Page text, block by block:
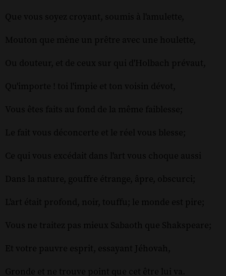
Que vous soyez croyant, soumis à l'amulette,
Mouton que mène un prêtre avec une houlette,
Ou douteur, et de ceux sur qui d'Holbach prévaut,
Qu'importe ! toi l'impie et ton voisin dévot,
Vous êtes faits au fond de la même faiblesse;
Le fait vous déconcerte et le réel vous blesse;
Ce qui vous excédait dans l'art vous choque aussi
Dans la nature, gouffre étrange, âpre, obscurci;
L'art était profond, noir, touffu; le monde est pire;
Vous ne traitez pas mieux Sabaoth que Shakspeare;
Et votre pauvre esprit, essayant Jéhovah,
Gronde et ne trouve point que cet être lui va.